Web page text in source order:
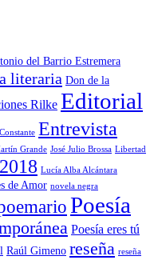
del Barrio Estremera
literaria Don de la
Rilke Editorial
Entrevista
Grande José Julio Brossa Libertad
Lucía Alba Alcántara
de Amor novela negra
Poesía
Poesía eres tú
Raúl Gimeno reseña reseña